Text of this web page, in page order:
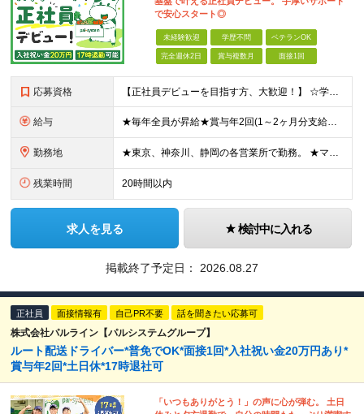
で安心スタート◎
未経験歓迎 学歴不問 ベテランOK
完全週休2日 賞与複数月 面接1回
応募資格 【正社員デビューを目指す方、大歓迎！】 ☆学歴不問 ☆未経験OK ☆普通自動車運転免許（AT限定可）をお持ちの方 └研修期間を用意しているので、ペーパードライバーの方もOK◎ ☆44歳以下の方 ※若年
給与 ★毎年全員が昇給★賞与年2回(1～2ヶ月分支給） 東京・神奈川エリア／月給27万5295円～ 静岡エリア／月給25万5221円～ 【試用期間中(2ヶ月間)の給与】 東京・神奈川エリア／月給25万1
勤務地 ★東京、神奈川、静岡の各営業所で勤務。 ★マイカー・バイク通勤OK！（一部営業所除く） ★配属先は希望を考慮して決定いたします！ ★転居を伴う転勤はありません。 【東京】 多摩営業所／東京都多摩市南
残業時間 20時間以内
求人を見る 検討中に入れる
掲載終了予定日： 2026.08.27
正社員 面接情報有 自己PR不要 話を聞きたい応募可
株式会社パルライン【パルシステムグループ】
ルート配送ドライバー*普免でOK*面接1回*入社祝い金20万円あり*
賞与年2回*土日休*17時退社可
「いつもありがとう！」の声に心が弾む。 土日